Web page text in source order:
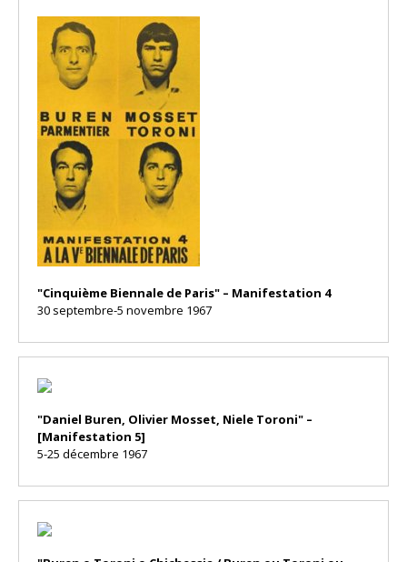
"Cinquième Biennale de Paris" – Manifestation 4
30 septembre-5 novembre 1967
"Daniel Buren, Olivier Mosset, Niele Toroni" –
[Manifestation 5]
5-25 décembre 1967